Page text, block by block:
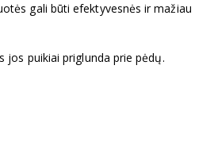
gali būti efektyvesnės ir mažiau
puikiai priglunda prie pėdų.